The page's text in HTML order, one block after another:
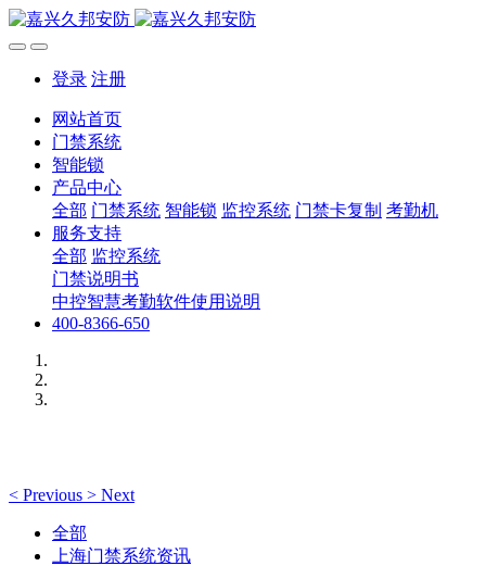
登录 注册
网站首页
门禁系统
智能锁
产品中心
全部 门禁系统 智能锁 监控系统 门禁卡复制 考勤机
服务支持
全部 监控系统
门禁说明书
中控智慧考勤软件使用说明
400-8366-650
< Previous > Next
全部
上海门禁系统资讯